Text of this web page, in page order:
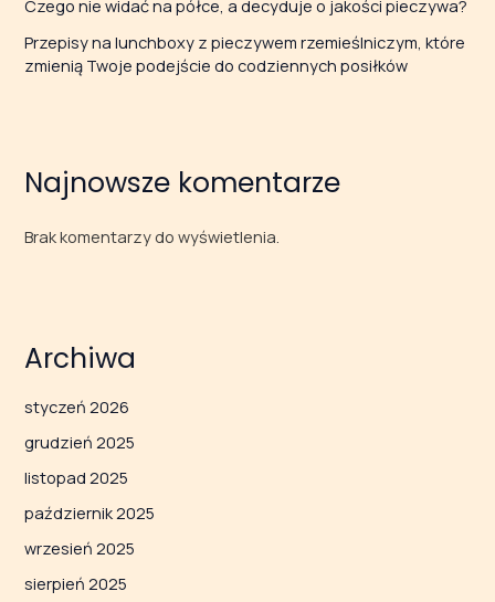
Czego nie widać na półce, a decyduje o jakości pieczywa?
Przepisy na lunchboxy z pieczywem rzemieślniczym, które
zmienią Twoje podejście do codziennych posiłków
Najnowsze komentarze
Brak komentarzy do wyświetlenia.
Archiwa
styczeń 2026
grudzień 2025
listopad 2025
październik 2025
wrzesień 2025
sierpień 2025